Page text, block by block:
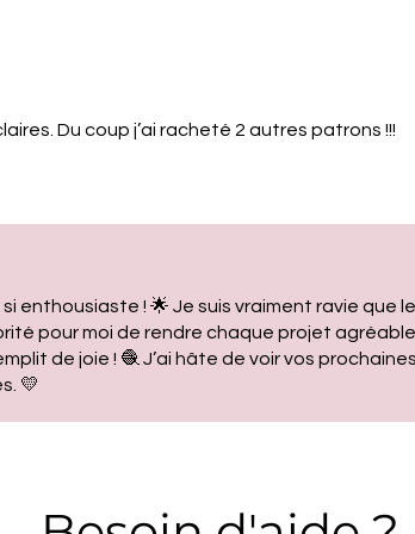
Du coup j’ai racheté 2 autres patrons !!!
enthousiaste ! 🌟 Je suis vraiment ravie que
pour moi de rendre chaque projet
de joie ! 🧶 J’ai hâte de voir vos
💛